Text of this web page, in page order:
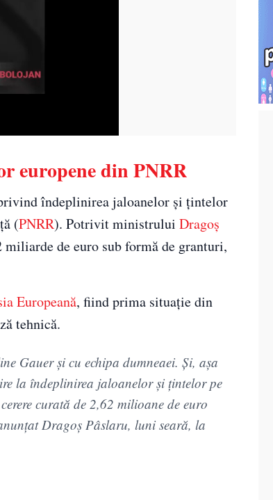
europene din PNRR
îndeplinirea jaloanelor și țintelor
(PNRR). Potrivit ministrului Dragoș
miliarde de euro sub formă de granturi,
Europeană, fiind prima situație din
tehnică.
Gauer şi cu echipa dumneaei. Şi, aşa
la îndeplinirea jaloanelor şi ţintelor pe
curată de 2,62 milioane de euro
Dragoş Pâslaru, luni seară, la